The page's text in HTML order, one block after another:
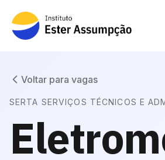
Voltar para vagas
SERTA SERVIÇOS TÉCNICOS E